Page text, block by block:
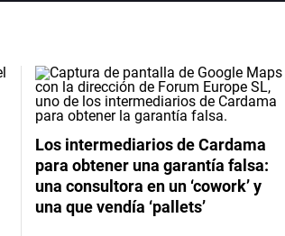
Los intermediarios de Cardama
para obtener una garantía falsa:
una consultora en un ‘cowork’ y
una que vendía ‘pallets’